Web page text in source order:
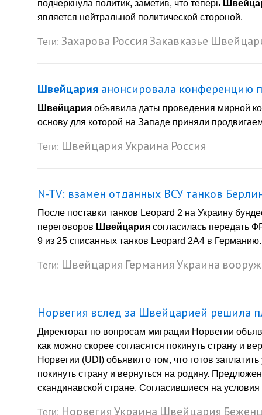
подчеркнула политик, заметив, что теперь
является нейтральной политической стороной.
Теги: Захарова Россия Закавказье
Швейцария анонсировала конференцию
Швейцария объявила даты проведения мирной
основу для которой на Западе приняли
Теги: ШвейцарияУкраина Россия
N-TV: взамен отданных ВСУ танков
После поставки танков Leopard 2 на Украину
переговоров Швейцария согласилась передать
9 из 25 списанных танков Leopard 2A4 в
Теги: Швейцария ГерманияУкраина
Норвегия вслед за Швейцарией решила
Директорат по вопросам миграции Норвегии
как можно скорее согласятся покинуть страну и
Норвегии (UDI) объявил о том, что готов
покинуть страну и вернуться на родину.
скандинавской стране. Согласившиеся на
Теги: НорвегияУкраина Швейцария